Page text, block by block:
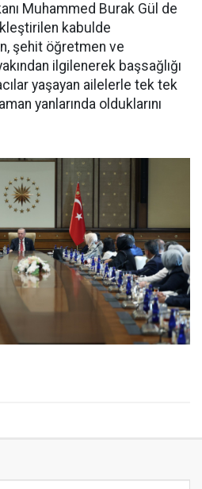
Muhammed Burak Gül de
kabulde
şehit öğretmen ve
ilgilenerek başsağlığı
yaşayan ailelerle tek tek
yanlarında olduklarını